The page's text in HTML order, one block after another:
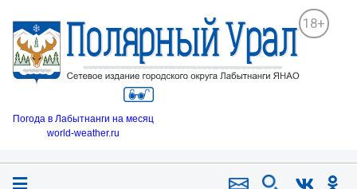
18+
Погода в Лабытнанги на месяц
world-weather.ru